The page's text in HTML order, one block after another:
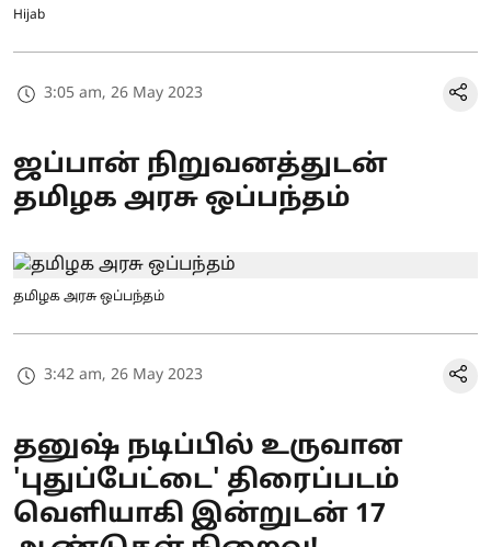
Hijab
3:05 am, 26 May 2023
ஜப்பான் நிறுவனத்துடன்
தமிழக அரசு ஒப்பந்தம்
தமிழக அரசு ஒப்பந்தம்
3:42 am, 26 May 2023
தனுஷ் நடிப்பில் உருவான
'புதுப்பேட்டை' திரைப்படம்
வெளியாகி இன்றுடன் 17